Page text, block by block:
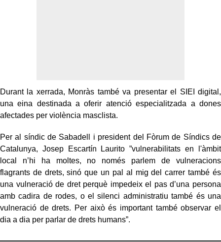
Durant la xerrada, Monràs també va presentar el SIEI digital,
una eina destinada a oferir atenció especialitzada a dones
afectades per violència masclista.
Per al síndic de Sabadell i president del Fòrum de Síndics de
Catalunya, Josep Escartín Laurito ”vulnerabilitats en l'àmbit
local n’hi ha moltes, no només parlem de vulneracions
flagrants de drets, sinó que un pal al mig del carrer també és
una vulneració de dret perquè impedeix el pas d’una persona
amb cadira de rodes, o el silenci administratiu també és una
vulneració de drets. Per això és important també observar el
dia a dia per parlar de drets humans”.